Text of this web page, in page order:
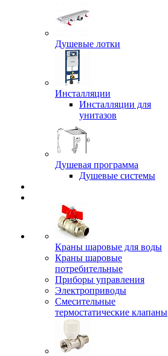
Душевые лотки
Инсталляции
Инсталляции для
унитазов
Душевая программа
Душевые системы
Краны шаровые для воды
Краны шаровые
потребительные
Приборы управления
Электроприводы
Смесительные
термостатические клапаны